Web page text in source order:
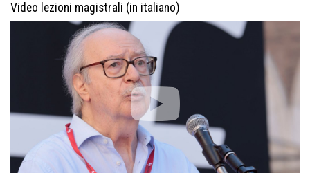
Video lezioni magistrali (in italiano)